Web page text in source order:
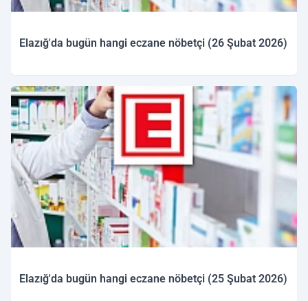
Elazığ'da bugün hangi eczane nöbetçi (26 Şubat 2026)
Elazığ'da bugün hangi eczane nöbetçi (25 Şubat 2026)